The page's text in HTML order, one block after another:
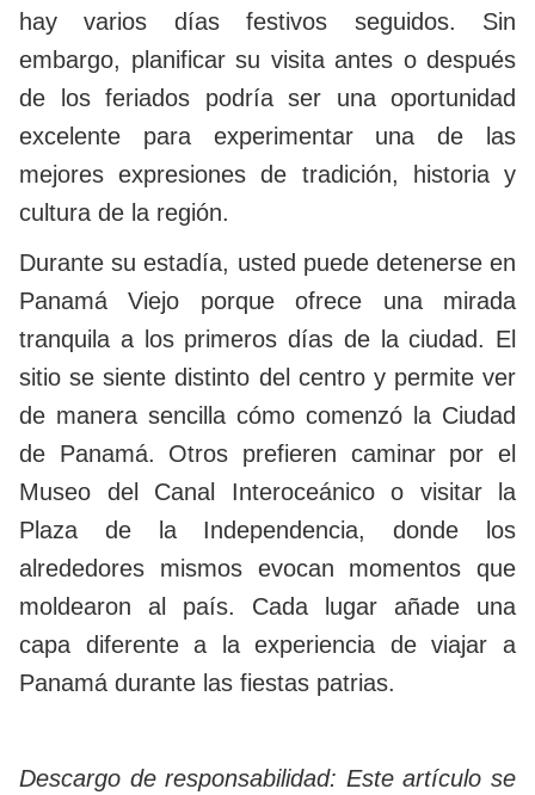
hay varios días festivos seguidos. Sin
embargo, planificar su visita antes o después
de los feriados podría ser una oportunidad
excelente para experimentar una de las
mejores expresiones de tradición, historia y
cultura de la región.
Durante su estadía, usted puede detenerse en
Panamá Viejo porque ofrece una mirada
tranquila a los primeros días de la ciudad. El
sitio se siente distinto del centro y permite ver
de manera sencilla cómo comenzó la Ciudad
de Panamá. Otros prefieren caminar por el
Museo del Canal Interoceánico o visitar la
Plaza de la Independencia, donde los
alrededores mismos evocan momentos que
moldearon al país. Cada lugar añade una
capa diferente a la experiencia de viajar a
Panamá durante las fiestas patrias.
Descargo de responsabilidad: Este artículo se